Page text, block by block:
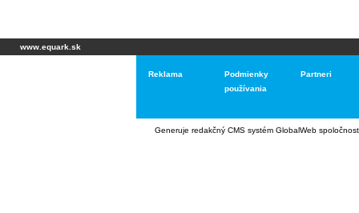
www.equark.sk
Reklama
Podmienky
používania
Partneri
Generuje redakčný CMS systém GlobalWeb